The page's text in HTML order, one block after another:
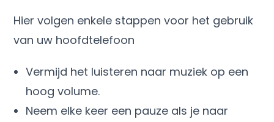
Hier volgen enkele stappen voor het gebruik
van uw hoofdtelefoon
Vermijd het luisteren naar muziek op een
hoog volume.
Neem elke keer een pauze als je naar